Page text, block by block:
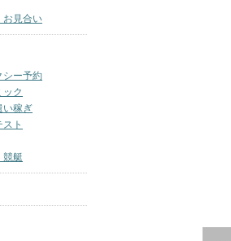
お見合い
シー予約
ック
い稼ぎ
ト
競艇